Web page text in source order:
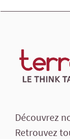
Découvrez
Retrouvez